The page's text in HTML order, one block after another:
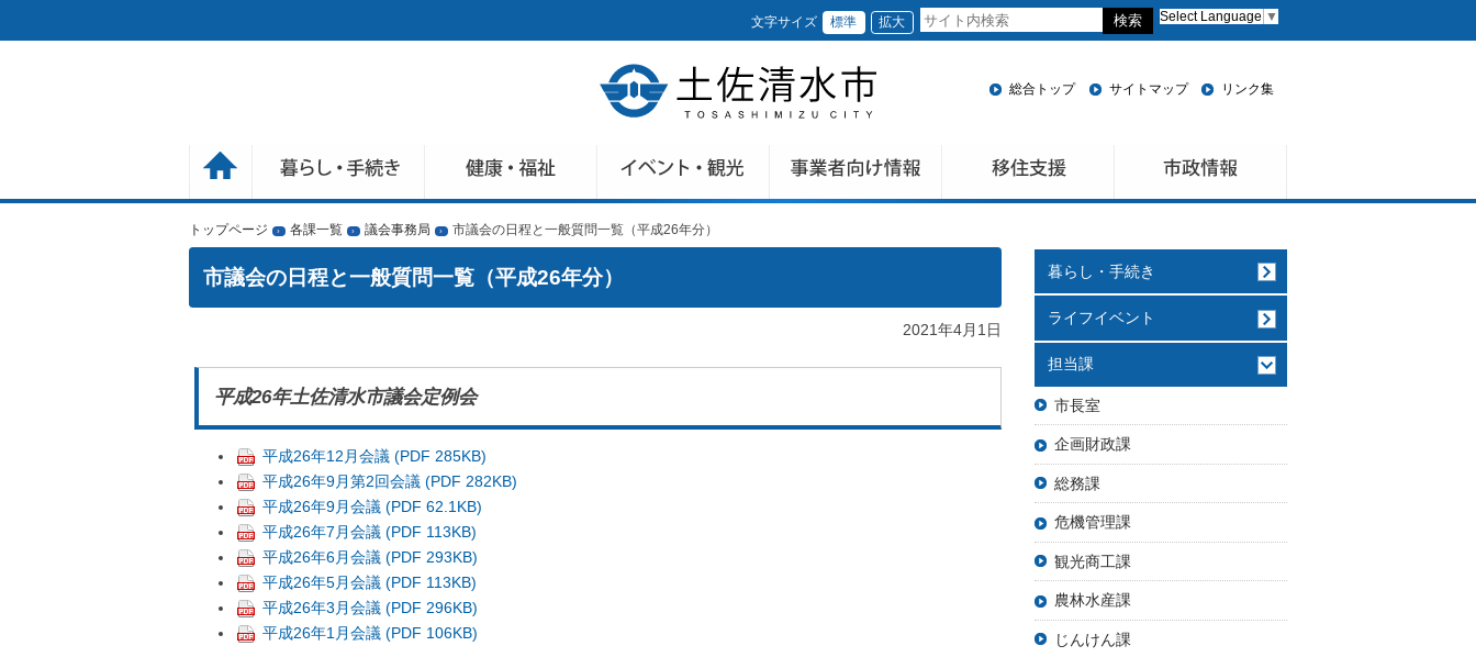
文字サイズ 標準 拡大 Select Language ▼
総合トップ サイトマップ リンク集
トップページ › 各課一覧 › 議会事務局 › 市議会の日程と一般質問一覧（平成26年分）
市議会の日程と一般質問一覧（平成26年分）
2021年4月1日
平成26年土佐清水市議会定例会
平成26年12月会議 (PDF 285KB)
平成26年9月第2回会議 (PDF 282KB)
平成26年9月会議 (PDF 62.1KB)
平成26年7月会議 (PDF 113KB)
平成26年6月会議 (PDF 293KB)
平成26年5月会議 (PDF 113KB)
平成26年3月会議 (PDF 296KB)
平成26年1月会議 (PDF 106KB)
暮らし・手続き
ライフイベント
担当課
市長室
企画財政課
総務課
危機管理課
観光商工課
農林水産課
じんけん課